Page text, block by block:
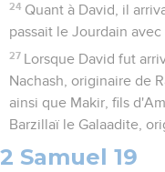
24 Quant à David, il
passait le Jourdain avec
27
Lorsque David fut
Nachash, originaire de
ainsi que Makir, fils
Barzillaï le Galaadite,
2 Samuel 19